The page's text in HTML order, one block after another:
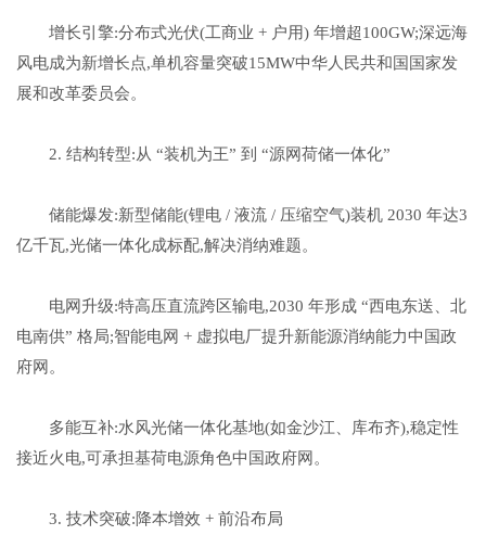
增长引擎:分布式光伏(工商业 + 户用) 年增超100GW;深远海
风电成为新增长点,单机容量突破15MW中华人民共和国国家发
展和改革委员会。
2. 结构转型:从 “装机为王” 到 “源网荷储一体化”
储能爆发:新型储能(锂电 / 液流 / 压缩空气)装机 2030 年达3
亿千瓦,光储一体化成标配,解决消纳难题。
电网升级:特高压直流跨区输电,2030 年形成 “西电东送、北
电南供” 格局;智能电网 + 虚拟电厂提升新能源消纳能力中国政
府网。
多能互补:水风光储一体化基地(如金沙江、库布齐),稳定性
接近火电,可承担基荷电源角色中国政府网。
3. 技术突破:降本增效 + 前沿布局